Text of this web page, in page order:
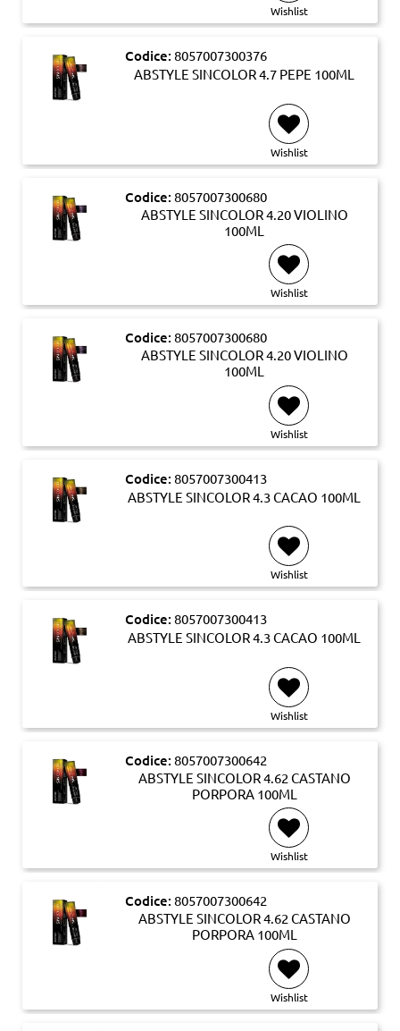
Wishlist
Codice: 8057007300376
ABSTYLE SINCOLOR 4.7 PEPE 100ML
Wishlist
Codice: 8057007300680
ABSTYLE SINCOLOR 4.20 VIOLINO
100ML
Wishlist
Codice: 8057007300680
ABSTYLE SINCOLOR 4.20 VIOLINO
100ML
Wishlist
Codice: 8057007300413
ABSTYLE SINCOLOR 4.3 CACAO 100ML
Wishlist
Codice: 8057007300413
ABSTYLE SINCOLOR 4.3 CACAO 100ML
Wishlist
Codice: 8057007300642
ABSTYLE SINCOLOR 4.62 CASTANO
PORPORA 100ML
Wishlist
Codice: 8057007300642
ABSTYLE SINCOLOR 4.62 CASTANO
PORPORA 100ML
Wishlist